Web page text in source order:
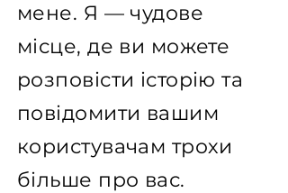
мене. Я — чудове
місце, де ви можете
розповісти історію та
повідомити вашим
користувачам трохи
більше про вас.